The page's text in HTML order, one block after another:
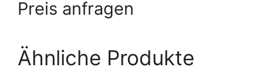
Preis anfragen
Ähnliche Produkte